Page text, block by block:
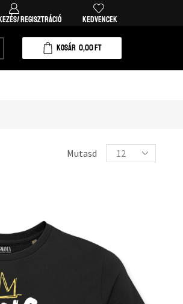
Ingyenes házhozszállítás 20.000 forint
REGISZTRÁCIÓ KEDVENCEK
KOSÁR 0,00FT
Mutasd